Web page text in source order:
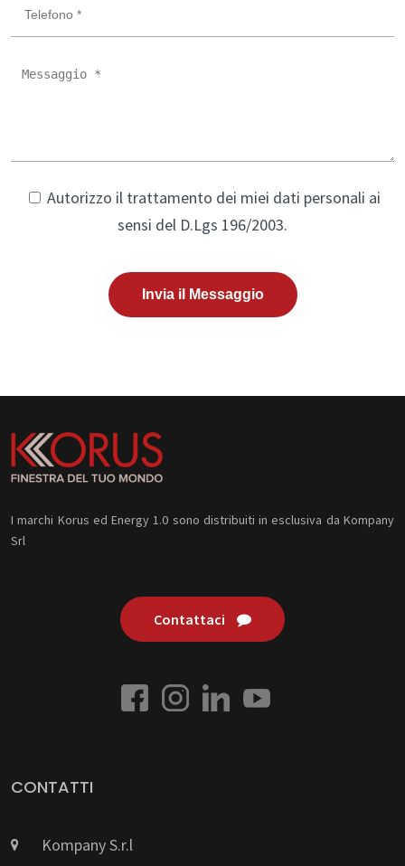
Autorizzo il trattamento dei miei dati personali ai
sensi del D.Lgs 196/2003.
Invia il Messaggio
I marchi Korus ed Energy 1.0 sono distribuiti in esclusiva da Kompany
Srl
Contattaci
CONTATTI
Kompany S.r.l